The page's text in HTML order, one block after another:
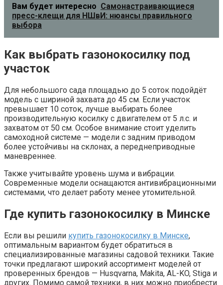
Вам будет интересно Самонастраивающиеся
пресс-клещи для НШвИ: нюансы правильного
выбора
Как выбрать газонокосилку под
участок
Для небольшого сада площадью до 5 соток подойдёт
модель с шириной захвата до 45 см. Если участок
превышает 10 соток, лучше выбирать более
производительную косилку с двигателем от 5 л.с. и
захватом от 50 см. Особое внимание стоит уделить
самоходной системе — модели с задним приводом
более устойчивы на склонах, а переднеприводные
маневреннее.
Также учитывайте уровень шума и вибрации.
Современные модели оснащаются антивибрационными
системами, что делает работу менее утомительной.
Где купить газонокосилку в Минске
Если вы решили купить газонокосилку в Минске,
оптимальным вариантом будет обратиться в
специализированные магазины садовой техники. Такие
точки предлагают широкий ассортимент моделей от
проверенных брендов — Husqvarna, Makita, AL-KO, Stiga и
других. Помимо самой техники, в них можно приобрести